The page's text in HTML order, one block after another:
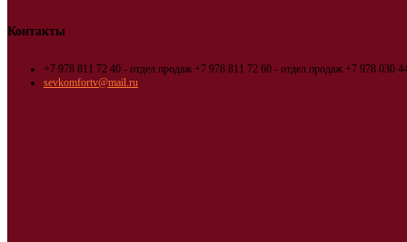
Контакты
+7 978 811 72 40 - отдел продаж +7 978 811 72 60 - отдел продаж +7 978 030
sevkomfortv@mail.ru